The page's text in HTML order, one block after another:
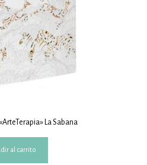
La Sabana
al carrito